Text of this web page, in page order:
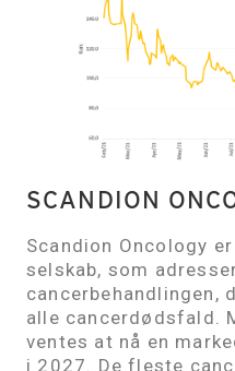
SCANDION
Scandion Oncology
selskab, som
cancerbehandlingen,
alle cancerdødsfald.
ventes at nå en
i 2027. De fleste